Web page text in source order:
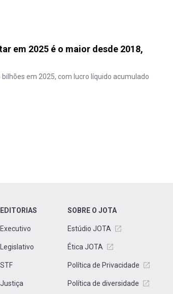
em 2025 é o maior desde 2018,
em 2025, com lucro líquido acumulado
EDITORIAS
Executivo
Legislativo
STF
Justiça
SOBRE O JOTA
Estúdio JOTA
Ética JOTA
Política de Privacidade
Política de diversidade